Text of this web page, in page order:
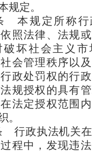
规定。
本规定所称
照法律、法规
破坏社会主义市
会管理秩序以
政处罚权的行
规授权的具有
法定授权范围
。
行政执法机关
程中，发现违